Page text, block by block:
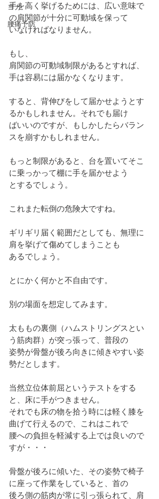
ヨガ
腰痛予防
手を高く挙げるためには、広い意味で
の肩関節が十分に可動域を保って
いなければなりません。
もし、
肩関節の可動域制限があるとすれば、
手は容易には届かなくなります。
すると、背伸びをして届かせようとす
るかもしれません。それでも届け
ばいいのですが、もしかしたらバラン
スを崩すかもしれません。
もっと制限があると、台を置いてそこ
に乗っかって棚に手を届かせよう
とするでしょう。
これまた転倒の危険大ですね。
ギリギリ届く範囲だとしても、無理に
肩を挙げて傷めてしまうことも
あるでしょう。
とにかく何かと不自由です。
別の場面を想定してみます。
太ももの裏側（ハムストリングスとい
う筋肉群）が突っ張って、普段の
姿勢が骨盤が後ろ向きに傾きやすい姿
勢だとします。
当然立位体前屈というテストをする
と、床に手がつきません。
それでも床の物を拾う時には軽く膝を
曲げて行えるので、これはこれで
腰への負担を軽減する上では良いので
すが・・・
骨盤が後ろに傾いた、その姿勢で椅子
に座って作業をしていると、首の
後ろ側の筋肉が常に引っ張られて、肩